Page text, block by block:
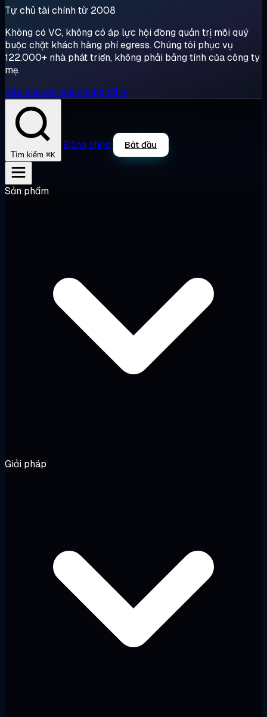
Tự chủ tài chính từ 2008
Không có VC, không có áp lực hội đồng quản trị mỗi quý
buộc chặt khách hàng phí egress. Chúng tôi phục vụ
122.000+ nhà phát triển, không phải bảng tính của công ty
mẹ.
Câu chuyện của chúng tôi →
Tìm kiếm ⌘K
Đăng nhập Bắt đầu
Sản phẩm
Giải pháp